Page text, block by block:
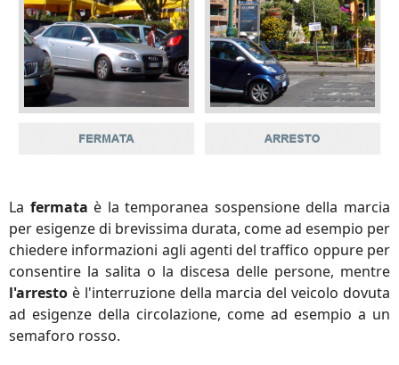
La fermata è la temporanea sospensione della marcia
per esigenze di brevissima durata, come ad esempio per
chiedere informazioni agli agenti del traffico oppure per
consentire la salita o la discesa delle persone, mentre
l'arresto è l'interruzione della marcia del veicolo dovuta
ad esigenze della circolazione, come ad esempio a un
semaforo rosso.